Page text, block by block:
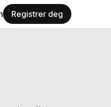
Registrer deg